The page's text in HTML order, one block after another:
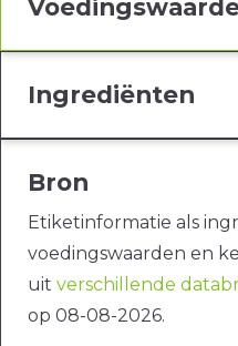
Ingrediënten
Bron
Etiketinformatie als
voedingswaarden en
uit verschillende
op 08-08-2026.